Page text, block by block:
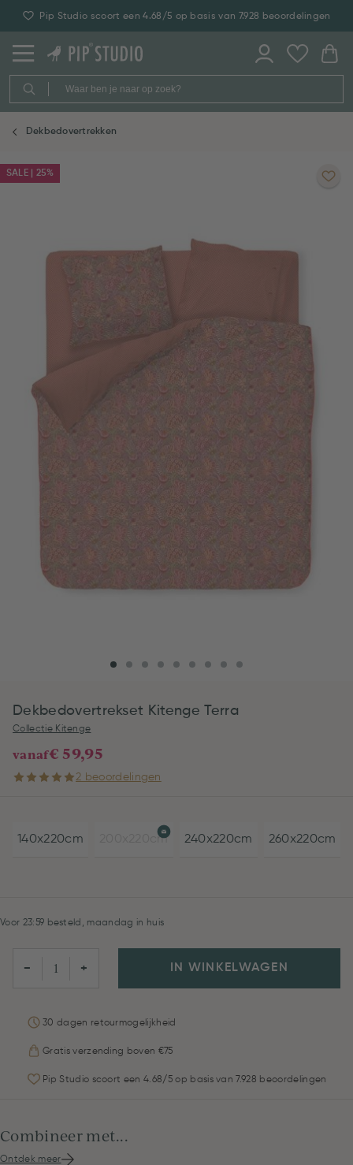
Pip Studio scoort een 4.68/5 op basis van 7.928 beoordelingen
Dekbedovertrekken
SALE | 25%
Dekbedovertrekset Kitenge Terra
Collectie Kitenge
vanaf€ 59,95
2 beoordelingen
140x220cm 200x220cm 240x220cm 260x220cm
Voor 23:59 besteld, maandag in huis
− + IN WINKELWAGEN
30 dagen retourmogelijkheid
Gratis verzending boven €75
Pip Studio scoort een 4.68/5 op basis van 7.928 beoordelingen
Combineer met...
Ontdek meer